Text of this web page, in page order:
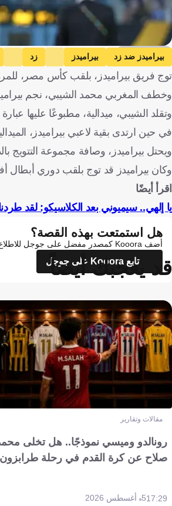
Getty Images
بيراميدز ضد زد بيراميدز زد
توج فريق بيراميدز، بلقب كأس مصر، للمرة الثانية في
وخطف المغربي محمد الشيبي، نجم
وتقلد الشيبي، ميدالية، مطبوعًا عليها عبارة "بطولة دوري
في حين ارتدى بقية لاعبي بيراميدز،
ويحتل بيراميدز، وصافة مجموعة التتويج بالدوري المصري، برصيد 51 نقطة، بفارق
وكان بيراميدز قد توج بلقب دوري أبطال
اقرأ أيضًا
يا إلهي.. سيميوني بعد الكلاسيكو: لقد
هل استمتعت بهذه القصة؟
أضف Kooora كمصدر مفضل على جوجل للاطلاع على المزيد من تقاريرنا
تابع Kooora على جوجل
قد يعجبك أيضاً
مقالات وتقارير
رونالدو وميسي نموذجًا.. هل تخلى
صلاح عن كرة القدم في رحلة
17:295 أغسطس 2026